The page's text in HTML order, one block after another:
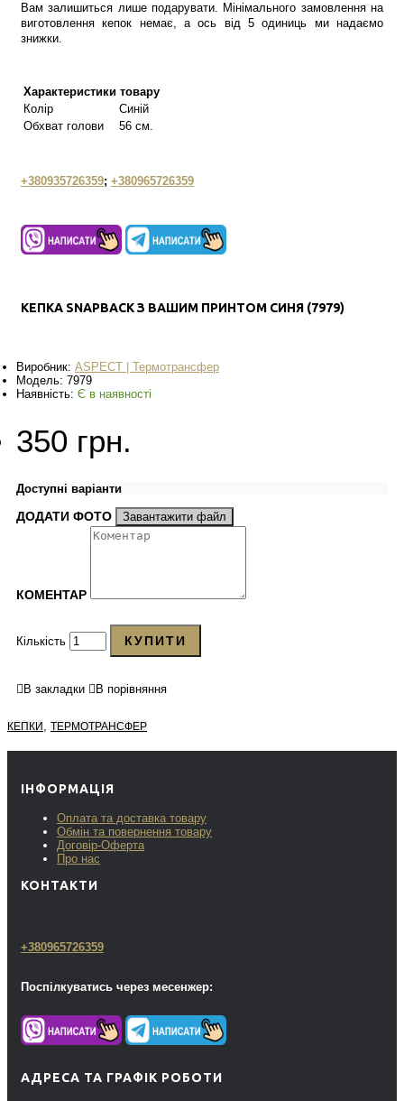
Вам залишиться лише подарувати. Мінімального замовлення на
виготовлення кепок немає, а ось від 5 одиниць ми надаємо
знижки.
Характеристики товару
Колір
Синій
Обхват голови
56 см.
+380935726359; +380965726359
КЕПКА SNAPBACK З ВАШИМ ПРИНТОМ СИНЯ (7979)
Виробник: ASPECT | Термотрансфер
Модель: 7979
Наявність: Є в наявності
350 грн.
Доступні варіанти
ДОДАТИ ФОТО Завантажити файл
КОМЕНТАР
Кількість КУПИТИ
В закладки В порівняння
КЕПКИ , ТЕРМОТРАНСФЕР
ІНФОРМАЦІЯ
Оплата та доставка товару
Обмін та повернення товару
Договір-Оферта
Про нас
КОНТАКТИ
+380965726359
Поспілкуватись через месенжер:
АДРЕСА ТА ГРАФІК РОБОТИ